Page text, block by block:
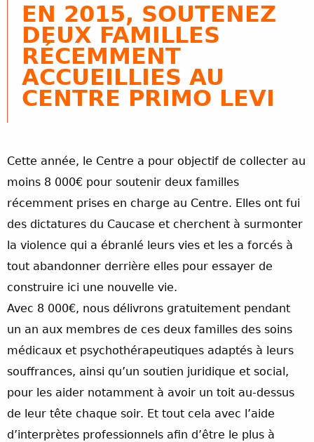
EN 2015, SOUTENEZ
DEUX FAMILLES
RÉCEMMENT
ACCUEILLIES AU
CENTRE PRIMO LEVI
Cette année, le Centre a pour objectif de collecter au
moins 8 000€ pour soutenir deux familles
récemment prises en charge au Centre. Elles ont fui
des dictatures du Caucase et cherchent à surmonter
la violence qui a ébranlé leurs vies et les a forcés à
tout abandonner derrière elles pour essayer de
construire ici une nouvelle vie.
Avec 8 000€, nous délivrons gratuitement pendant
un an aux membres de ces deux familles des soins
médicaux et psychothérapeutiques adaptés à leurs
souffrances, ainsi qu’un soutien juridique et social,
pour les aider notamment à avoir un toit au-dessus
de leur tête chaque soir. Et tout cela avec l’aide
d’interprètes professionnels afin d’être le plus à